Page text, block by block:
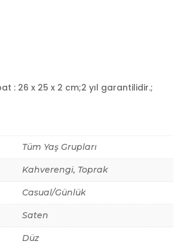
: 26 x 25 x 2 cm;2 yıl garantilidir.;
Tüm Yaş Grupları
Kahverengi, Toprak
Casual/Günlük
Saten
Düz